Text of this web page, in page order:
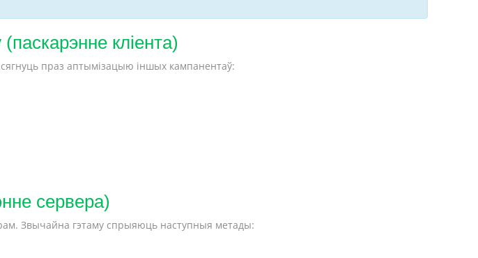
кліента)
праз аптымізацыю іншых кампанентаў:
сервера)
Звычайна гэтаму спрыяюць наступныя метады: